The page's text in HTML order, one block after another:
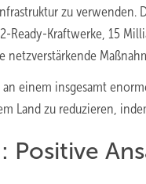
zu
Ready-Kraftwerke, 15
einem insgesamt
Land zu reduzieren,
Positive